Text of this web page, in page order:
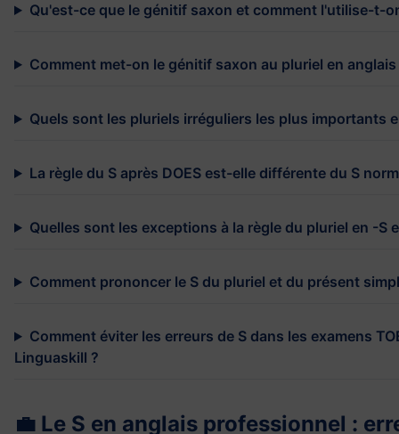
Qu'est-ce que le génitif saxon et comment l'utilise-t-
Comment met-on le génitif saxon au pluriel en anglais
Quels sont les pluriels irréguliers les plus importants
La règle du S après DOES est-elle différente du S
Quelles sont les exceptions à la règle du pluriel en -S
Comment prononcer le S du pluriel et du présent
Comment éviter les erreurs de S dans les examens
Linguaskill ?
💼 Le S en anglais professionnel :